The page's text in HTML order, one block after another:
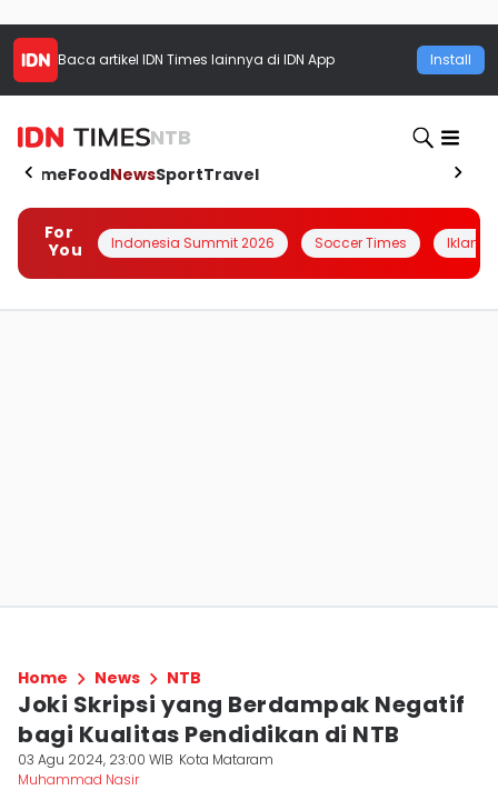
Baca artikel IDN Times lainnya di IDN App Install
NTB
HomeFoodNewsSportTravel
For
You
Indonesia Summit 2026 Soccer Times Iklanin
Home News NTB
Joki Skripsi yang Berdampak Negatif
bagi Kualitas Pendidikan di NTB
03 Agu 2024, 23:00 WIB Kota Mataram
Muhammad Nasir